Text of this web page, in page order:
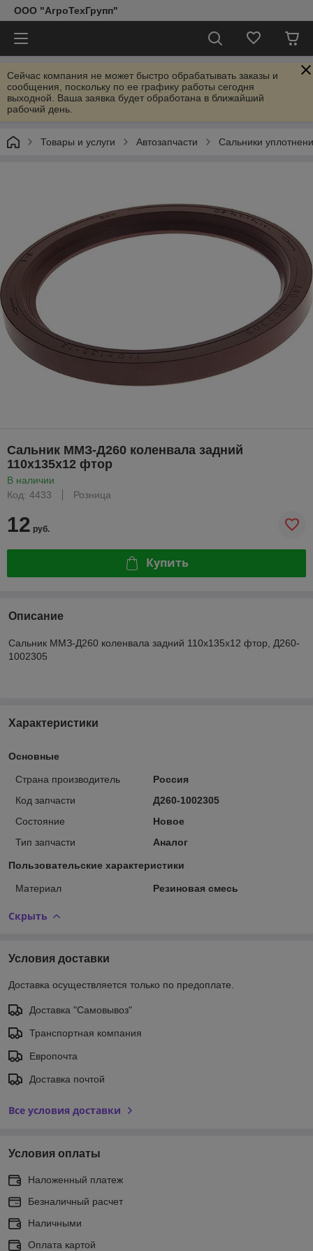
ООО "АгроТехГрупп"
Сейчас компания не может быстро обрабатывать заказы и
сообщения, поскольку по ее графику работы сегодня
выходной. Ваша заявка будет обработана в ближайший
рабочий день.
Товары и услуги Автозапчасти Сальники
Сальник ММЗ-Д260 коленвала задний
110х135х12 фтор
В наличии
Код: 4433
Розница
12 руб.
Купить
Описание
Сальник ММЗ-Д260 коленвала задний 110х135х12 фтор, Д260-
1002305
Характеристики
Основные
Страна производитель
Россия
Код запчасти
Д260-1002305
Состояние
Новое
Тип запчасти
Аналог
Пользовательские характеристики
Материал Резиновая смесь
Скрыть
Условия доставки
Доставка осуществляется только по предоплате.
Доставка "Самовывоз"
Транспортная компания
Европочта
Доставка почтой
Все условия доставки
Условия оплаты
Наложенный платеж
Безналичный расчет
Наличными
Оплата картой